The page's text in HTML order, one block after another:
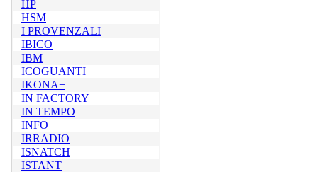
HP
HSM
I PROVENZALI
IBICO
IBM
ICOGUANTI
IKONA+
IN FACTORY
IN TEMPO
INFO
IRRADIO
ISNATCH
ISTANT